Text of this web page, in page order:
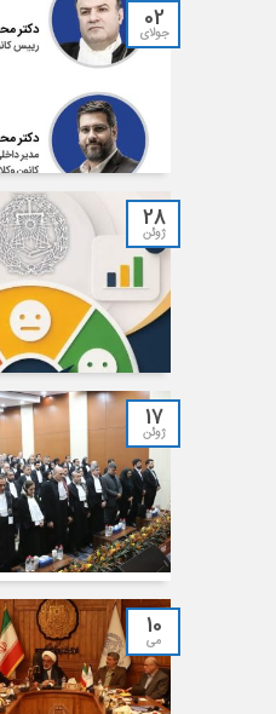
02
جولای
28
ژوئن
17
ژوئن
10
می